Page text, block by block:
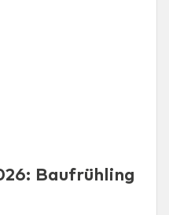
Baufrühling